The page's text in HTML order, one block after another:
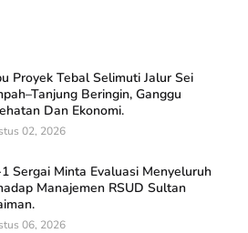
Proyek Tebal Selimuti Jalur Sei
Beringin, Ganggu
Dan Ekonomi.
02, 2026
Sergai Minta Evaluasi Menyeluruh
Manajemen RSUD Sultan
06, 2026